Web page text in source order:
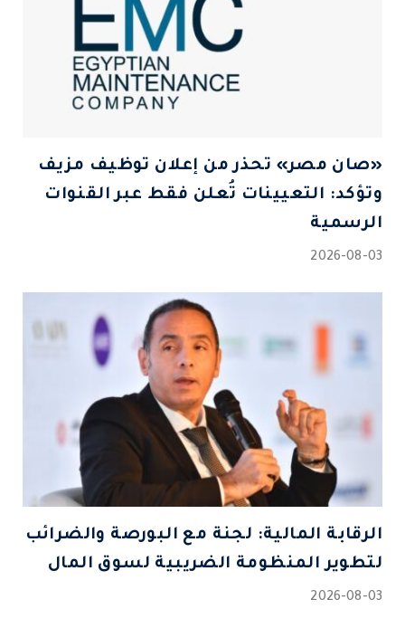
«صان مصر» تحذر من إعلان توظيف مزيف
وتؤكد: التعيينات تُعلن فقط عبر القنوات
الرسمية
2026-08-03
الرقابة المالية: لجنة مع البورصة والضرائب
لتطوير المنظومة الضريبية لسوق المال
2026-08-03